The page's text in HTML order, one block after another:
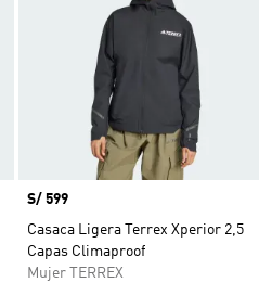
Precio
S/ 599
Casaca Ligera Terrex Xperior 2,5
Capas Climaproof
Mujer TERREX